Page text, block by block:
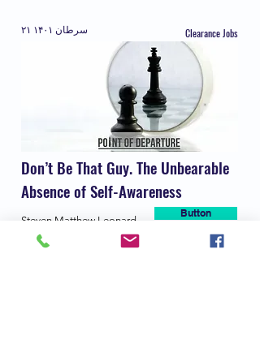
۲۱ سرطان ۱۴۰۱ Clearance Jobs
Don’t Be That Guy. The Unbearable
Absence of Self-Awareness
Button
Steven Matthew Leonard